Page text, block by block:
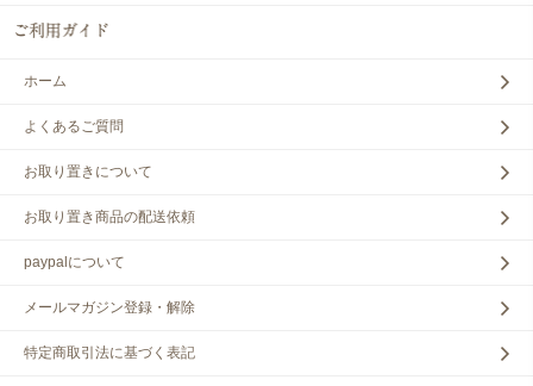
ホーム
よくあるご質問
お取り置きについて
お取り置き商品の配送依頼
paypalについて
メールマガジン登録・解除
特定商取引法に基づく表記